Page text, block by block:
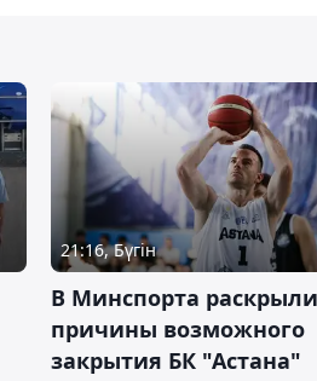
21:16, Бүгін
В Минспорта раскрыли
причины возможного
закрытия БК "Астана"